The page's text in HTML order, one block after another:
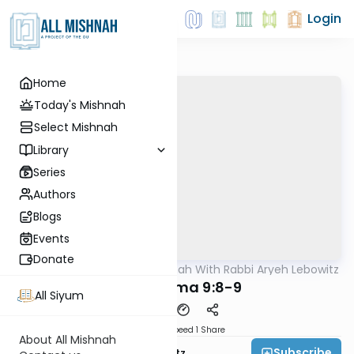
Home
Today's Mishnah
Select Mishnah
Library
Series
Authors
Blogs
Events
Donate
All Siyum
About All Mishnah
Login
Mishna The Mishnah With Rabbi Aryeh Lebowitz
Bava Kama 9:8-9
Speed 1 Share